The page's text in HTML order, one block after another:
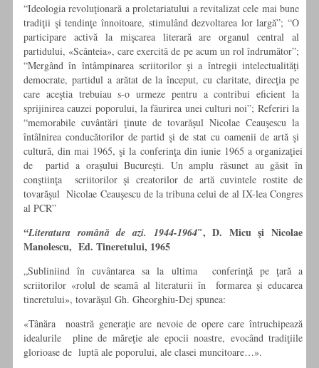
“Ideologia revoluţionară a proletariatului a revitalizat cele mai bune
tradiţii şi tendinţe înnoitoare, stimulând dezvoltarea lor largă”; “O
participare activă la mişcarea literară are organul central al
partidului, «Scânteia», care exercită de pe acum un rol îndrumător”;
“Mergând în întâmpinarea scriitorilor şi a întregii intelectualităţi
democrate, partidul a arătat de la început, cu claritate, direcţia pe
care aceştia trebuiau s-o urmeze pentru a contribui eficient la
sprijinirea cauzei poporului, la făurirea unei culturi noi”; Referiri la
“memorabile cuvântări ţinute de tovarăşul Nicolae Ceauşescu la
întâlnirea conducătorilor de partid şi de stat cu oamenii de artă şi
cultură, din mai 1965, şi la conferinţa din iunie 1965 a organizaţiei
de partid a oraşului Bucureşti. Un amplu răsunet au găsit în
conştiinţa scriitorilor şi creatorilor de artă cuvintele rostite de
tovarăşul Nicolae Ceauşescu de la tribuna celui de al IX-lea Congres
al PCR”
“Literatura română de azi. 1944-1964″, D. Micu şi Nicolae
Manolescu, Ed. Tineretului, 1965
„Subliniind în cuvântarea sa la ultima conferinţă pe ţară a
scriitorilor «rolul de seamă al literaturii în formarea şi educarea
tineretului», tovarăşul Gh. Gheorghiu-Dej spunea:
«Tânăra noastră generaţie are nevoie de opere care întruchipează
idealurile pline de măreţie ale epocii noastre, evocând tradiţiile
glorioase de luptă ale poporului, ale clasei muncitoare…».